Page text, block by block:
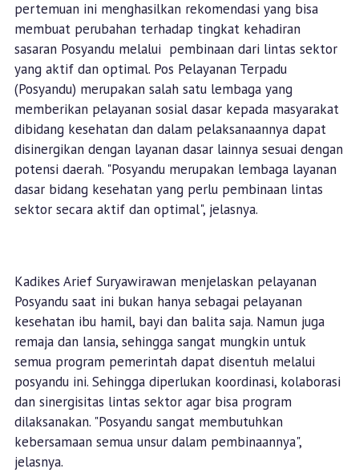
pertemuan ini menghasilkan rekomendasi yang bisa
membuat perubahan terhadap tingkat kehadiran
sasaran Posyandu melalui pembinaan dari lintas sektor
yang aktif dan optimal. Pos Pelayanan Terpadu
(Posyandu) merupakan salah satu lembaga yang
memberikan pelayanan sosial dasar kepada masyarakat
dibidang kesehatan dan dalam pelaksanaannya dapat
disinergikan dengan layanan dasar lainnya sesuai dengan
potensi daerah. "Posyandu merupakan lembaga layanan
dasar bidang kesehatan yang perlu pembinaan lintas
sektor secara aktif dan optimal", jelasnya.
Kadikes Arief Suryawirawan menjelaskan pelayanan
Posyandu saat ini bukan hanya sebagai pelayanan
kesehatan ibu hamil, bayi dan balita saja. Namun juga
remaja dan lansia, sehingga sangat mungkin untuk
semua program pemerintah dapat disentuh melalui
posyandu ini. Sehingga diperlukan koordinasi, kolaborasi
dan sinergisitas lintas sektor agar bisa program
dilaksanakan. "Posyandu sangat membutuhkan
kebersamaan semua unsur dalam pembinaannya",
jelasnya.